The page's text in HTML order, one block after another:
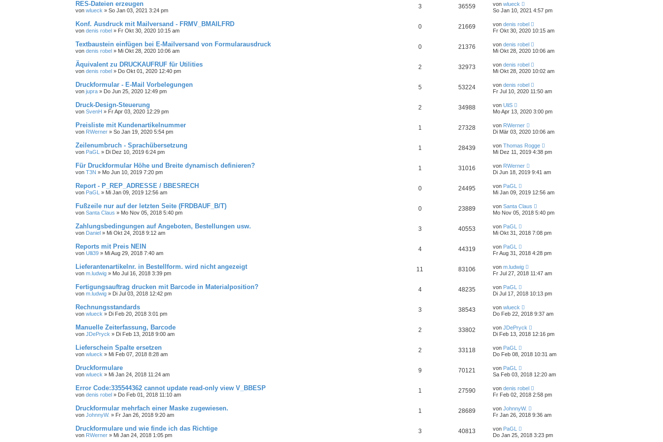
RES-Dateien erzeugen
von wlueck » So Jan 03, 2021 3:24 pm
3 36559 von wlueck
So Jan 10, 2021 4:57 pm
Konf. Ausdruck mit Mailversand - FRMV_BMAILFRD
von denis robel » Fr Okt 30, 2020 10:15 am
0 21669 von denis robel
Fr Okt 30, 2020 10:15 am
Textbaustein einfügen bei E-Mailversand von Formularausdruck
von denis robel » Mi Okt 28, 2020 10:06 am
0 21376 von denis robel
Mi Okt 28, 2020 10:06 am
Äquivalent zu DRUCKAUFRUF für Utilities
von denis robel » Do Okt 01, 2020 12:40 pm
2 32973 von denis robel
Mi Okt 28, 2020 10:02 am
Druckformular - E-Mail Vorbelegungen
von jupra » Do Jun 25, 2020 12:49 pm
5 53224 von denis robel
Fr Jul 10, 2020 11:50 am
Druck-Design-Steuerung
von SvenH » Fr Apr 03, 2020 12:29 pm
2 34988 von UliS
Mo Apr 13, 2020 3:00 pm
Preisliste mit Kundenartikelnummer
von RWerner » So Jan 19, 2020 5:54 pm
1 27328 von RWerner
Di Mär 03, 2020 10:06 am
Zeilenumbruch - Sprachübersetzung
von PaGL » Di Dez 10, 2019 6:24 pm
1 28439 von Thomas Rogge
Mi Dez 11, 2019 4:38 pm
Für Druckformular Höhe und Breite dynamisch definieren?
von T3N » Mo Jun 10, 2019 7:20 pm
1 31016 von RWerner
Di Jun 18, 2019 9:41 am
Report - P_REP_ADRESSE / BBESRECH
von PaGL » Mi Jan 09, 2019 12:56 am
0 24495 von PaGL
Mi Jan 09, 2019 12:56 am
Fußzeile nur auf der letzten Seite (FRDBAUF_B/T)
von Santa Claus » Mo Nov 05, 2018 5:40 pm
0 23889 von Santa Claus
Mo Nov 05, 2018 5:40 pm
Zahlungsbedingungen auf Angeboten, Bestellungen usw.
von Daniel » Mi Okt 24, 2018 9:12 am
3 40553 von PaGL
Mi Okt 31, 2018 7:08 pm
Reports mit Preis NEIN
von Ulli39 » Mi Aug 29, 2018 7:40 am
4 44319 von PaGL
Fr Aug 31, 2018 4:28 pm
Lieferantenartikelnr. in Bestellform. wird nicht angezeigt
von m.ludwig » Mo Jul 16, 2018 3:39 pm
11 83106 von m.ludwig
Fr Jul 27, 2018 11:47 am
Fertigungsauftrag drucken mit Barcode in Materialposition?
von m.ludwig » Di Jul 03, 2018 12:42 pm
4 48235 von PaGL
Di Jul 17, 2018 10:13 pm
Rechnungsstandards
von wlueck » Di Feb 20, 2018 3:01 pm
3 38543 von wlueck
Do Feb 22, 2018 9:37 am
Manuelle Zeiterfassung, Barcode
von JDePryck » Di Feb 13, 2018 9:00 am
2 33802 von JDePryck
Di Feb 13, 2018 12:16 pm
Lieferschein Spalte ersetzen
von wlueck » Mi Feb 07, 2018 8:28 am
2 33118 von PaGL
Do Feb 08, 2018 10:31 am
Druckformulare
von wlueck » Mi Jan 24, 2018 11:24 am
9 70121 von PaGL
Sa Feb 03, 2018 12:20 am
Error Code:335544362 cannot update read-only view V_BBESP
von denis robel » Do Feb 01, 2018 11:10 am
1 27590 von denis robel
Fr Feb 02, 2018 2:58 pm
Druckformular mehrfach einer Maske zugewiesen.
von JohnnyW. » Fr Jan 26, 2018 9:20 am
1 28689 von JohnnyW.
Fr Jan 26, 2018 9:36 am
Druckformulare und wie finde ich das Richtige
von RWerner » Mi Jan 24, 2018 1:05 pm
3 40813 von PaGL
Do Jan 25, 2018 3:23 pm